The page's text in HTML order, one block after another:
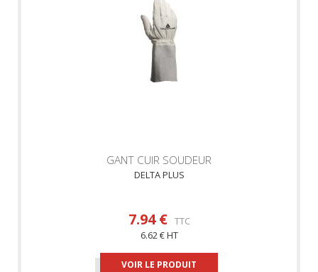
GANT CUIR SOUDEUR
DELTA PLUS
7.94 € TTC
6.62 € HT
VOIR LE PRODUIT